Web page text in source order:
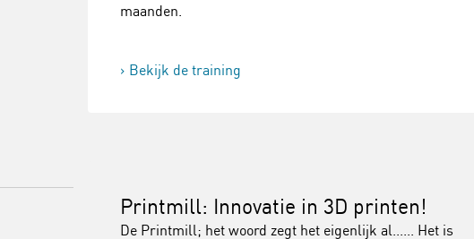
maanden.
Bekijk de training
Printmill: Innovatie in 3D printen!
De Printmill; het woord zegt het eigenlijk al...... Het is